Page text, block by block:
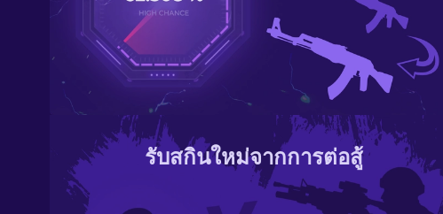
รับสกินใหม่จากการต่อสู้